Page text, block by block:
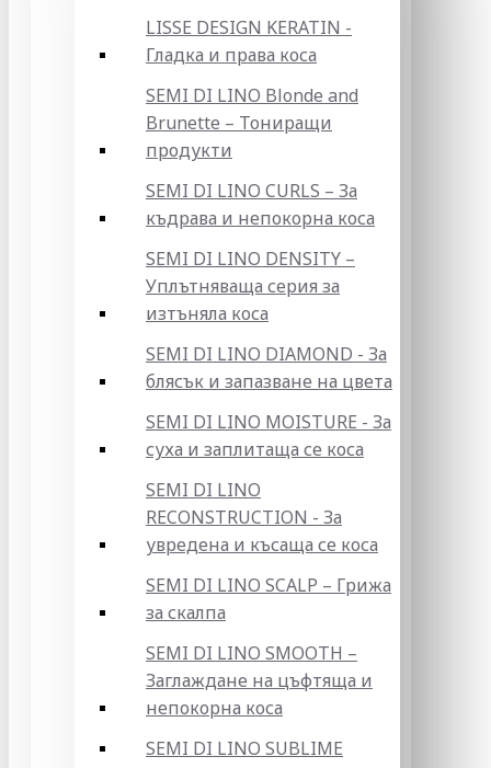
LISSE DESIGN KERATIN -
Гладка и права коса
SEMI DI LINO Blonde and
Brunette – Тониращи
продукти
SEMI DI LINO CURLS – За
къдрава и непокорна коса
SEMI DI LINO DENSITY –
Уплътняваща серия за
изтъняла коса
SEMI DI LINO DIAMOND - За
блясък и запазване на цвета
SEMI DI LINO MOISTURE - За
суха и заплитаща се коса
SEMI DI LINO
RECONSTRUCTION - За
увредена и късаща се коса
SEMI DI LINO SCALP – Грижа
за скалпа
SEMI DI LINO SMOOTH –
Заглаждане на цъфтяща и
непокорна коса
SEMI DI LINO SUBLIME